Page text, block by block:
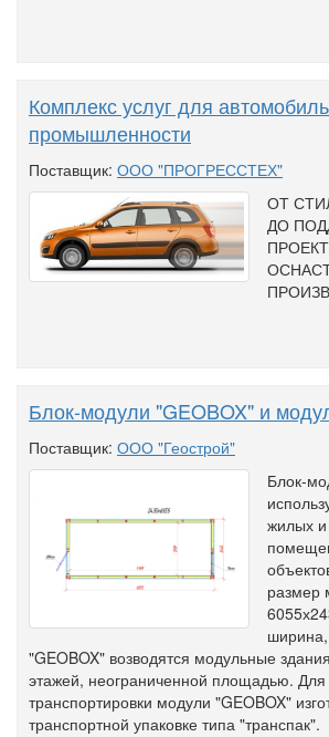
Комплекс услуг для
промышленности
Поставщик: ООО "ПРОГРЕССТЕХ"
ОТ
ДО
Блок-модули "GEOBOX" и
Поставщик: ООО "Геострой"
Блок-
жилых
размер
"GEOBOX" возводятся модульные
этажей, неограниченной площадью. Для
транспортировки модули "GEOBOX"
транспортной упаковке типа "транспак".